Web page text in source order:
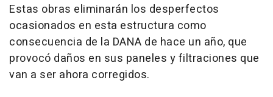
Estas obras eliminarán los desperfectos
ocasionados en esta estructura como
consecuencia de la DANA de hace un año, que
provocó daños en sus paneles y filtraciones que
van a ser ahora corregidos.